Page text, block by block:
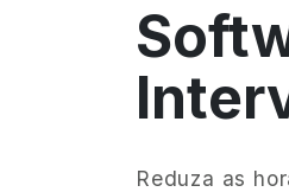
Reduza as